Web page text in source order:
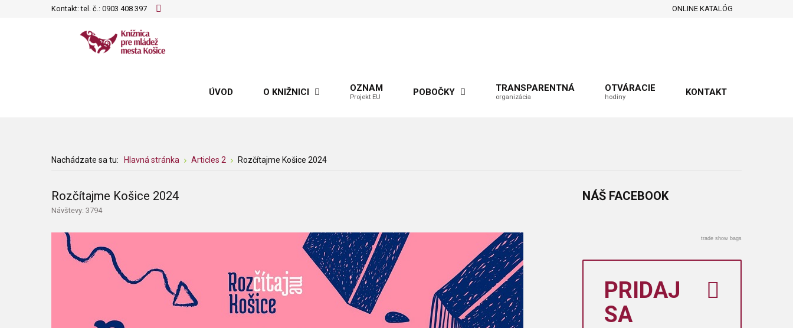
Kontakt: tel. č.: 0903 408 397 ONLINE KATALÓG
ÚVOD O KNIŽNICI OZNAM
Projekt EU POBOČKY TRANSPARENTNÁ
organizácia
OTVÁRACIE
hodiny KONTAKT
Nachádzate sa tu: Hlavná stránka Articles 2 Rozčítajme Košice 2024
Rozčítajme Košice 2024
Návštevy: 3794
NÁŠ FACEBOOK
trade show bags
PRIDAJ
SA